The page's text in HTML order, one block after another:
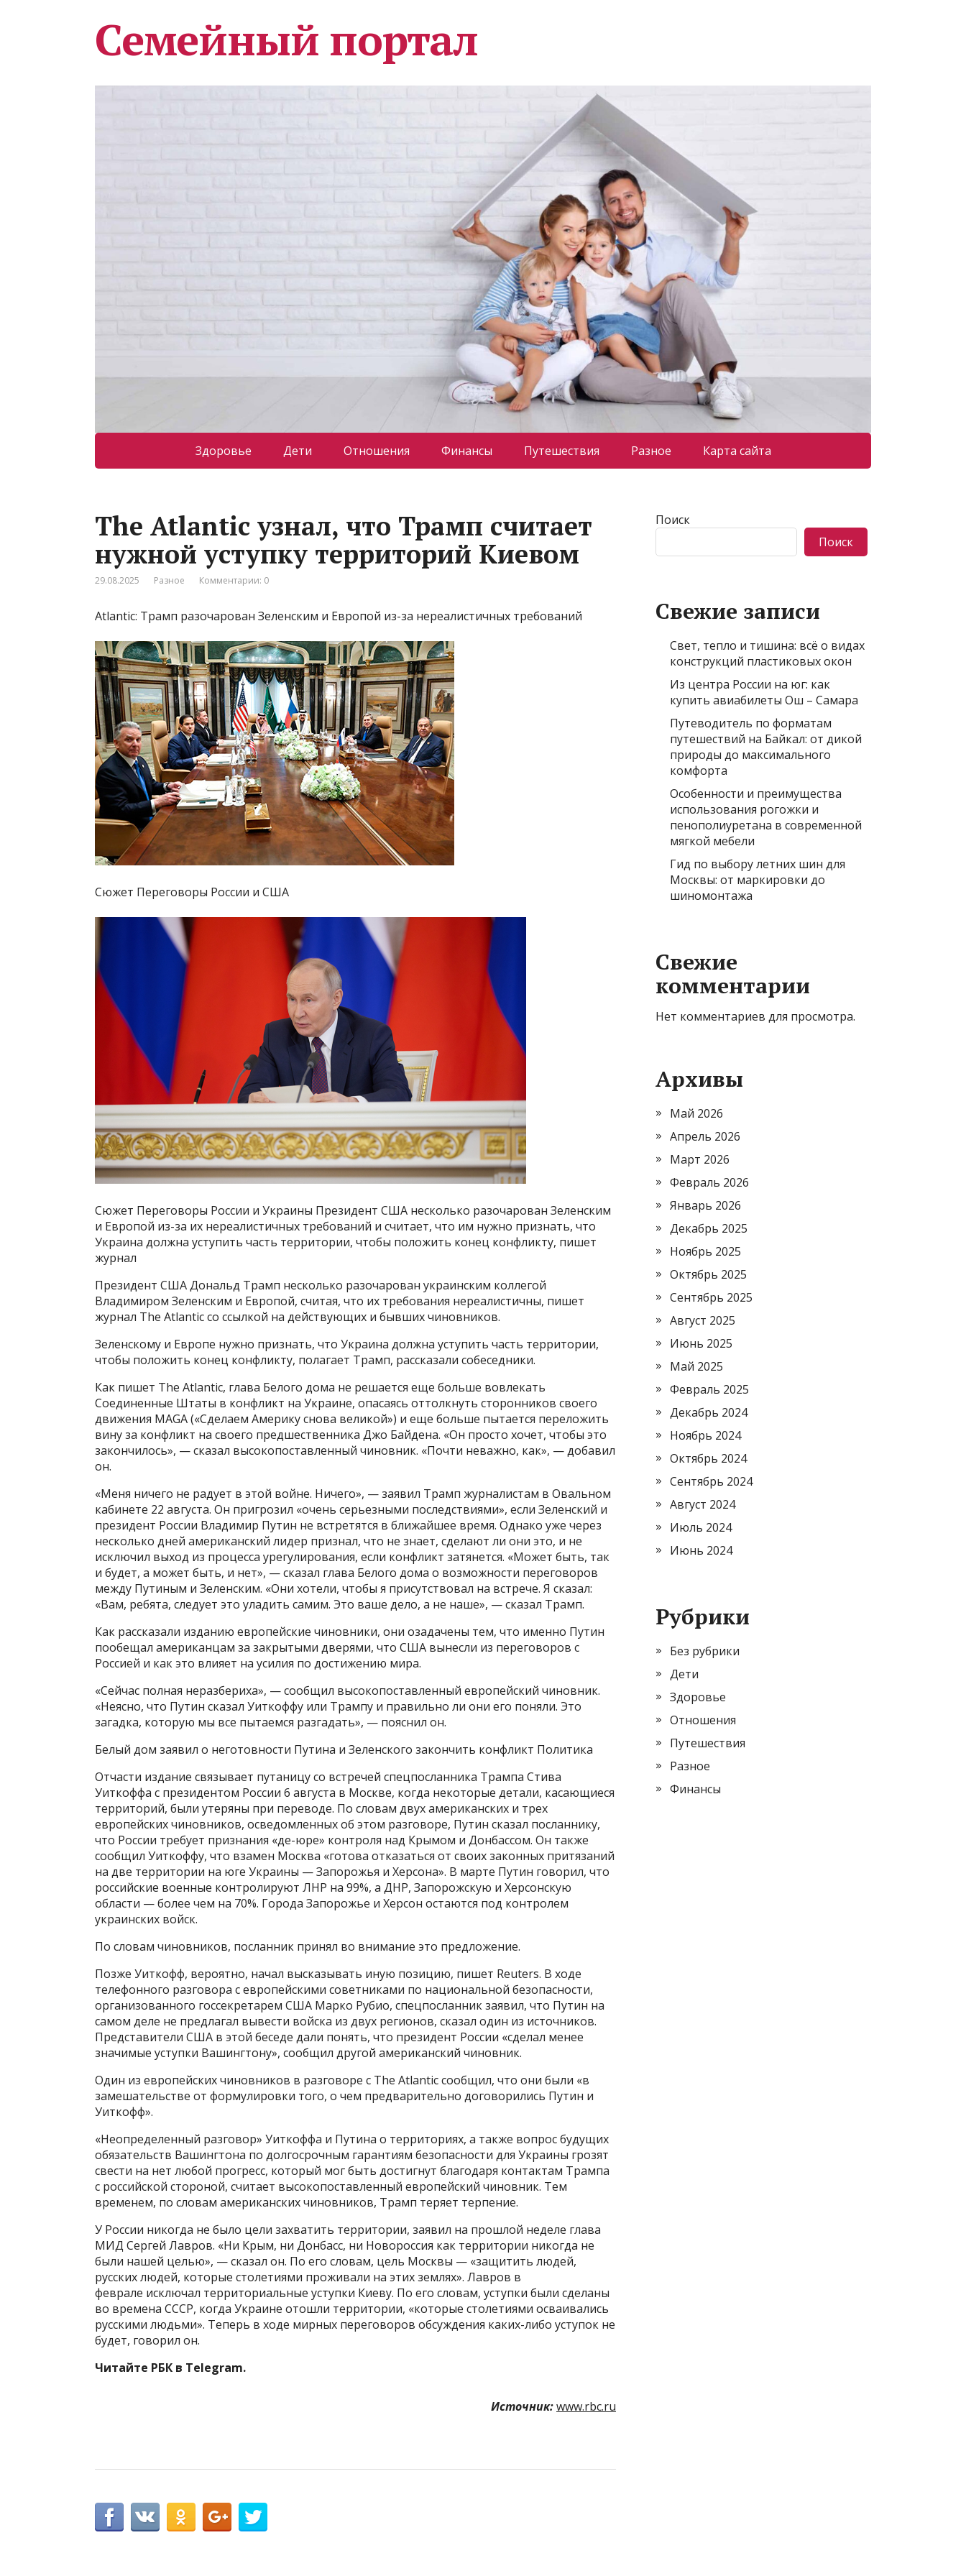
Семейный портал
Здоровье Дети Отношения Финансы Путешествия Разное Карта сайта
The Atlantic узнал, что Трамп считает
нужной уступку территорий Киевом
29.08.2025 Разное Комментарии: 0
Atlantic: Трамп разочарован Зеленским и Европой из-за нереалистичных требований
Сюжет Переговоры России и США
Сюжет Переговоры России и Украины Президент США несколько разочарован Зеленским
и Европой из-за их нереалистичных требований и считает, что им нужно признать, что
Украина должна уступить часть территории, чтобы положить конец конфликту, пишет
журнал
Президент США Дональд Трамп несколько разочарован украинским коллегой
Владимиром Зеленским и Европой, считая, что их требования нереалистичны, пишет
журнал The Atlantic со ссылкой на действующих и бывших чиновников.
Зеленскому и Европе нужно признать, что Украина должна уступить часть территории,
чтобы положить конец конфликту, полагает Трамп, рассказали собеседники.
Как пишет The Atlantic, глава Белого дома не решается еще больше вовлекать
Соединенные Штаты в конфликт на Украине, опасаясь оттолкнуть сторонников своего
движения MAGA («Сделаем Америку снова великой») и еще больше пытается переложить
вину за конфликт на своего предшественника Джо Байдена. «Он просто хочет, чтобы это
закончилось», — сказал высокопоставленный чиновник. «Почти неважно, как», — добавил
он.
«Меня ничего не радует в этой войне. Ничего», — заявил Трамп журналистам в Овальном
кабинете 22 августа. Он пригрозил «очень серьезными последствиями», если Зеленский и
президент России Владимир Путин не встретятся в ближайшее время. Однако уже через
несколько дней американский лидер признал, что не знает, сделают ли они это, и не
исключил выход из процесса урегулирования, если конфликт затянется. «Может быть, так
и будет, а может быть, и нет», — сказал глава Белого дома о возможности переговоров
между Путиным и Зеленским. «Они хотели, чтобы я присутствовал на встрече. Я сказал:
«Вам, ребята, следует это уладить самим. Это ваше дело, а не наше», — сказал Трамп.
Как рассказали изданию европейские чиновники, они озадачены тем, что именно Путин
пообещал американцам за закрытыми дверями, что США вынесли из переговоров с
Россией и как это влияет на усилия по достижению мира.
«Сейчас полная неразбериха», — сообщил высокопоставленный европейский чиновник.
«Неясно, что Путин сказал Уиткоффу или Трампу и правильно ли они его поняли. Это
загадка, которую мы все пытаемся разгадать», — пояснил он.
Белый дом заявил о неготовности Путина и Зеленского закончить конфликт Политика
Отчасти издание связывает путаницу со встречей спецпосланника Трампа Стива
Уиткоффа с президентом России 6 августа в Москве, когда некоторые детали, касающиеся
территорий, были утеряны при переводе. По словам двух американских и трех
европейских чиновников, осведомленных об этом разговоре, Путин сказал посланнику,
что России требует признания «де-юре» контроля над Крымом и Донбассом. Он также
сообщил Уиткоффу, что взамен Москва «готова отказаться от своих законных притязаний
на две территории на юге Украины — Запорожья и Херсона». В марте Путин говорил, что
российские военные контролируют ЛНР на 99%, а ДНР, Запорожскую и Херсонскую
области — более чем на 70%. Города Запорожье и Херсон остаются под контролем
украинских войск.
По словам чиновников, посланник принял во внимание это предложение.
Позже Уиткофф, вероятно, начал высказывать иную позицию, пишет Reuters. В ходе
телефонного разговора с европейскими советниками по национальной безопасности,
организованного госсекретарем США Марко Рубио, спецпосланник заявил, что Путин на
самом деле не предлагал вывести войска из двух регионов, сказал один из источников.
Представители США в этой беседе дали понять, что президент России «сделал менее
значимые уступки Вашингтону», сообщил другой американский чиновник.
Один из европейских чиновников в разговоре с The Atlantic сообщил, что они были «в
замешательстве от формулировки того, о чем предварительно договорились Путин и
Уиткофф».
«Неопределенный разговор» Уиткоффа и Путина о территориях, а также вопрос будущих
обязательств Вашингтона по долгосрочным гарантиям безопасности для Украины грозят
свести на нет любой прогресс, который мог быть достигнут благодаря контактам Трампа
с российской стороной, считает высокопоставленный европейский чиновник. Тем
временем, по словам американских чиновников, Трамп теряет терпение.
У России никогда не было цели захватить территории, заявил на прошлой неделе глава
МИД Сергей Лавров. «Ни Крым, ни Донбасс, ни Новороссия как территории никогда не
были нашей целью», — сказал он. По его словам, цель Москвы — «защитить людей,
русских людей, которые столетиями проживали на этих землях». Лавров в
феврале исключал территориальные уступки Киеву. По его словам, уступки были сделаны
во времена СССР, когда Украине отошли территории, «которые столетиями осваивались
русскими людьми». Теперь в ходе мирных переговоров обсуждения каких-либо уступок не
будет, говорил он.
Читайте РБК в Telegram.
Источник:www.rbc.ru
Поиск
Поиск
Свежие записи
Свет, тепло и тишина: всё о видах
конструкций пластиковых окон
Из центра России на юг: как
купить авиабилеты Ош – Самара
Путеводитель по форматам
путешествий на Байкал: от дикой
природы до максимального
комфорта
Особенности и преимущества
использования рогожки и
пенополиуретана в современной
мягкой мебели
Гид по выбору летних шин для
Москвы: от маркировки до
шиномонтажа
Свежие
комментарии
Нет комментариев для просмотра.
Архивы
Май 2026
Апрель 2026
Март 2026
Февраль 2026
Январь 2026
Декабрь 2025
Ноябрь 2025
Октябрь 2025
Сентябрь 2025
Август 2025
Июнь 2025
Май 2025
Февраль 2025
Декабрь 2024
Ноябрь 2024
Октябрь 2024
Сентябрь 2024
Август 2024
Июль 2024
Июнь 2024
Рубрики
Без рубрики
Дети
Здоровье
Отношения
Путешествия
Разное
Финансы